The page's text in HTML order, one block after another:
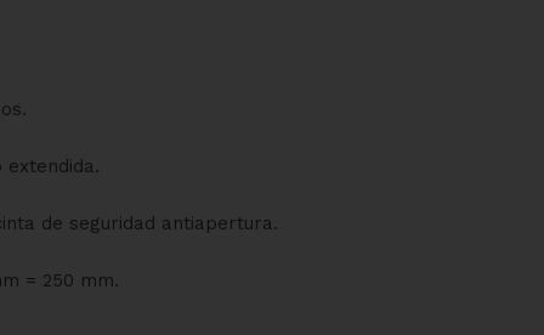
de seguridad antiapertura.
= 250 mm.